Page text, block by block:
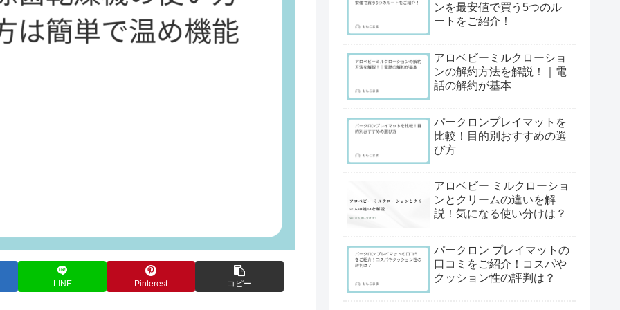
LINE Pinterest コピー
ンを最安値で買う5つのル
ートをご紹介！
アロベビーミルクローショ
ンの解約方法を解説！｜電
話の解約が基本
パークロンプレイマットを
比較！目的別おすすめの選
び方
アロベビー ミルクローショ
ンとクリームの違いを解
説！気になる使い分けは？
パークロン プレイマットの
口コミをご紹介！コスパや
クッション性の評判は？